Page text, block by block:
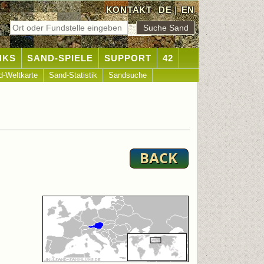
KONTAKT DE|EN
SAND-SPIELE SUPPORT 42
Weltkarte Sand-Statistik Sandsuche